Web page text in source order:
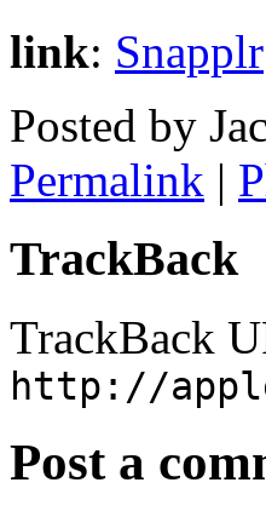
link: Snapplr
Posted by
Permalink |
TrackBack
TrackBack
http://
Post a